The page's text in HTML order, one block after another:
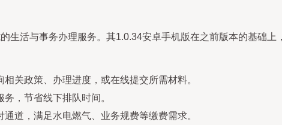
生活与事务办理服务。其1.0.34安卓手机版在之前版本的基础
关政策、办理进度，或在线提交所需材料。
，节省线下排队时间。
道，满足水电燃气、业务规费等缴费需求。